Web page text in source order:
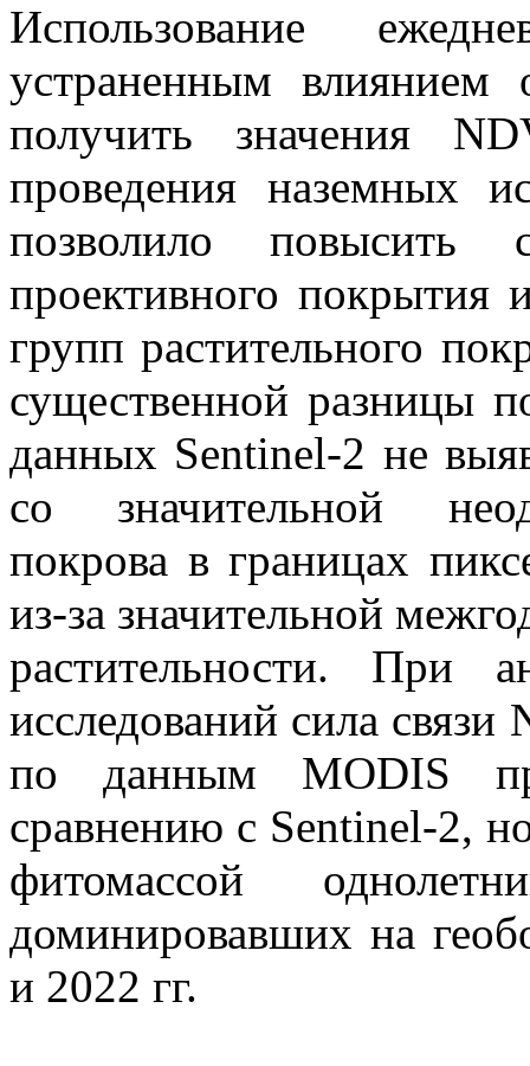
Использование
устраненным влиянием
получить значения
проведения наземных
позволило повысить
проективного
групп растительного
существенной разницы
данных Sentinel-2 не
со значительной
покрова в границах
из-за значительной
растительности. При
исследований сила
по данным MODIS
сравнению с Sentinel-2,
фитомассой
доминировавших на
и 2022 гг.